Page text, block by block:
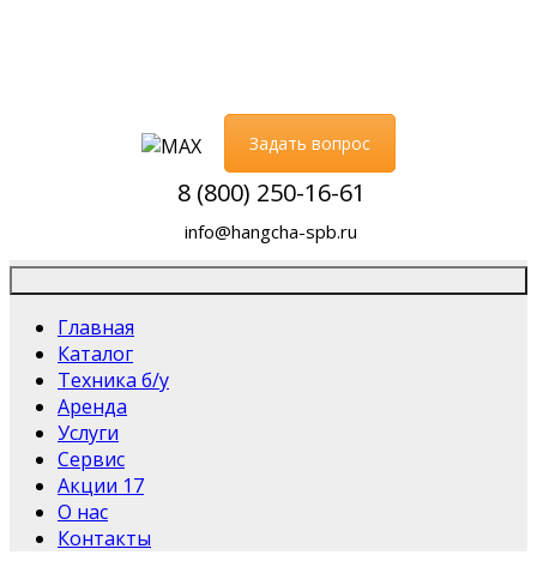
Задать вопрос
8 (800) 250-16-61
info@hangcha-spb.ru
Главная
Каталог
Техника б/у
Аренда
Услуги
Сервис
Акции 17
О нас
Контакты